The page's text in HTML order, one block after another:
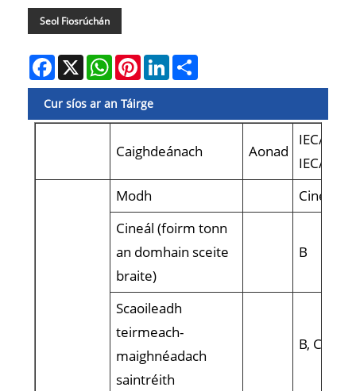
Seol Fiosrúchán
Facebook
X WhatsAppPinterestLinkedIn
Cur síos ar an Táirge
Caighdeánach Aonad
IEC/EN
IEC/
Modh
Cineál
Cineál (foirm tonn
an domhain sceite
braite)
B
Scaoileadh
teirmeach-
maighnéadach
saintréith
B, C, D.